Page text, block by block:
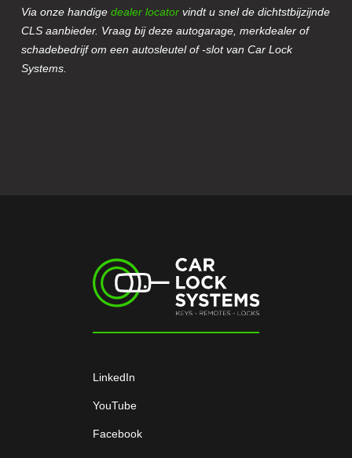
Via onze handigedealer locator vindt u snel de dichtstbijzijnde
CLS aanbieder. Vraag bij deze autogarage, merkdealer of
schadebedrijf om een autosleutel of -slot van Car Lock
Systems.
LinkedIn
YouTube
Facebook